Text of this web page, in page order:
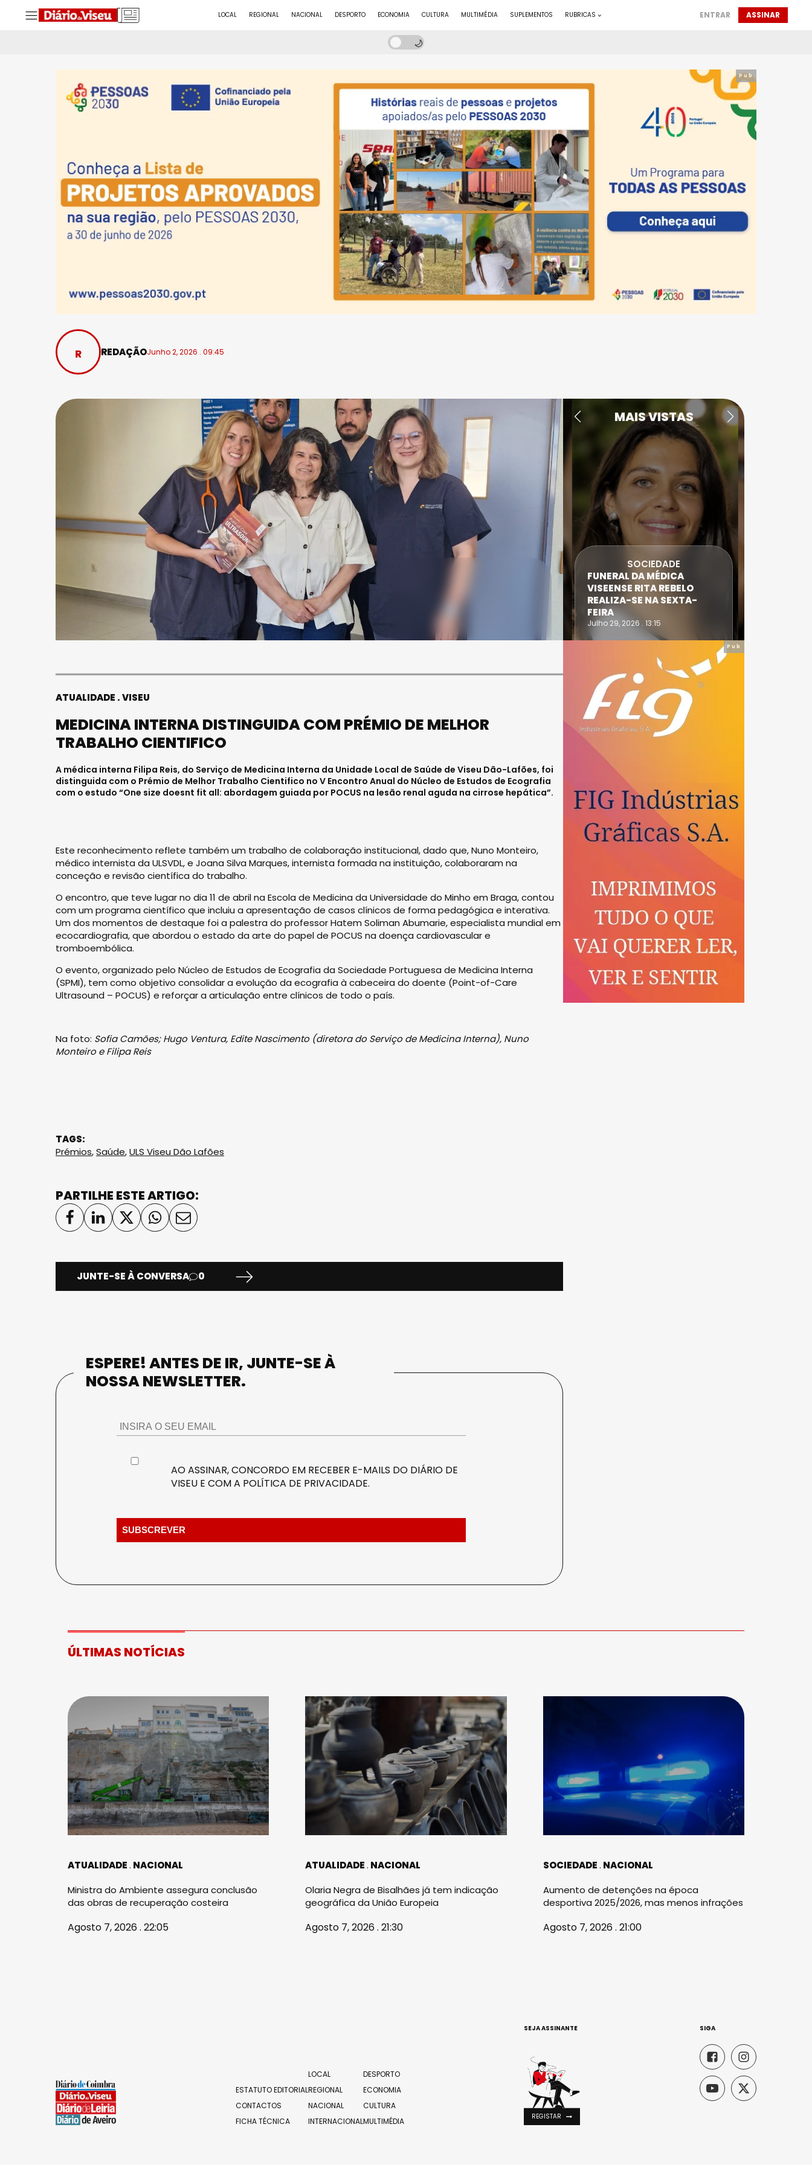
LOCAL REGIONAL NACIONAL DESPORTO ECONOMIA CULTURA MULTIMÉDIA SUPLEMENTOS RUBRICAS ENTRAR ASSINAR
Pub
REDAÇÃOJunho 2, 2026 . 09:45
ATUALIDADE VISEU
MEDICINA INTERNA DISTINGUIDA COM PRÉMIO DE MELHOR
TRABALHO CIENTIFICO
A médica interna Filipa Reis, do Serviço de Medicina Interna da Unidade Local de Saúde de Viseu Dão-Lafões, foi
distinguida com o Prémio de Melhor Trabalho Cientifico no V Encontro Anual do Núcleo de Estudos de Ecografia
com o estudo “One size doesnt fit all: abordagem guiada por POCUS na lesão renal aguda na cirrose hepática”.
Este reconhecimento reflete também um trabalho de colaboração institucional, dado que, Nuno Monteiro,
médico internista da ULSVDL, e Joana Silva Marques, internista formada na instituição, colaboraram na
conceção e revisão científica do trabalho.
O encontro, que teve lugar no dia 11 de abril na Escola de Medicina da Universidade do Minho em Braga, contou
com um programa científico que incluiu a apresentação de casos clínicos de forma pedagógica e interativa.
Um dos momentos de destaque foi a palestra do professor Hatem Soliman Abumarie, especialista mundial em
ecocardiografia, que abordou o estado da arte do papel de POCUS na doença cardiovascular e
tromboembólica.
O evento, organizado pelo Núcleo de Estudos de Ecografia da Sociedade Portuguesa de Medicina Interna
(SPMI), tem como objetivo consolidar a evolução da ecografia à cabeceira do doente (Point-of-Care
Ultrasound – POCUS) e reforçar a articulação entre clínicos de todo o país.
Na foto: Sofia Camões; Hugo Ventura, Edite Nascimento (diretora do Serviço de Medicina Interna), Nuno
Monteiro e Filipa Reis
TAGS:
Prémios,Saúde,ULS Viseu Dão Lafões
PARTILHE ESTE ARTIGO:
JUNTE-SE À CONVERSA 0
ESPERE! ANTES DE IR, JUNTE-SE À
NOSSA NEWSLETTER.
AO ASSINAR, CONCORDO EM RECEBER E-MAILS DO DIÁRIO DE
VISEU E COM A POLÍTICA DE PRIVACIDADE.
MAIS VISTAS
JOVEM ENFERMEIRA NO
HOSPITAL DE VISEU
SOCIEDADE
FUNERAL DA MÉDICA
VISEENSE RITA REBELO
REALIZA-SE NA SEXTA-
FEIRA
Julho 29, 2026 . 13:15
Pub
ÚLTIMAS NOTÍCIAS
ATUALIDADE NACIONAL
Ministra do Ambiente assegura conclusão
das obras de recuperação costeira
Agosto 7, 2026 . 22:05
ATUALIDADE NACIONAL
Olaria Negra de Bisalhães já tem indicação
geográfica da União Europeia
Agosto 7, 2026 . 21:30
SOCIEDADE NACIONAL
Aumento de detenções na época
desportiva 2025/2026, mas menos infrações
Agosto 7, 2026 . 21:00
ESTATUTO EDITORIAL
CONTACTOS
FICHA TÉCNICA
LOCAL
REGIONAL
NACIONAL
INTERNACIONAL
DESPORTO
ECONOMIA
CULTURA
MULTIMÉDIA
SEJA ASSINANTE
REGISTAR
SIGA